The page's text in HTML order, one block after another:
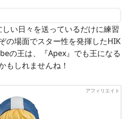
い日々を送っているだけに練習
の場面でスター性を発揮したHIK
の王は、『Apex』でも王になる
もしれませんね！